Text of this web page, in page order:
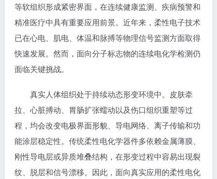
等软组织形成紧密界面，在连续健康监测、疾病预警和
精准医疗中具有重要应用前景。近年来，柔性电子技术
已在心电、肌电、体温和脉搏等物理信号监测方面取得
快速发展。然而，面向分子标志物的连续电化学检测仍
面临关键挑战。
真实人体组织处于持续动态形变环境中。皮肤牵
拉、心脏搏动、胃肠扩张蠕动以及伤口组织重塑等过
程，均会改变电极界面形貌、导电网络、离子传输和功
能涂层稳定性。传统柔性电化学器件多依赖金属薄膜、
刚性导电层或异质堆叠结构，在形变过程中容易出现裂
纹、脱层和信号漂移。因此，面向真实应用的柔性电化